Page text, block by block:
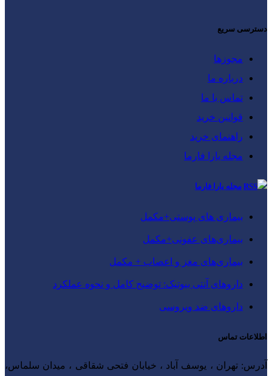
دسترسی سریع
مجوزها
درباره ما
تماس با ما
قوانین خرید
راهنمای خرید
مجله یارا فارما
مجله یارا فارما
بیماری‌ های پوستی+مکمل
بیماری‌های عفونی+مکمل
بیماری‌های مغز و اعصاب + مکمل
داروهای آنتی‌ بیوتیک: توضیح کامل و نحوه عملکرد
داروهای ضد ویروسی
اطلاعات تماس
آدرس: تهران ، یوسف آباد ، خیابان فتحی شقاقی ، میدان سلماس،